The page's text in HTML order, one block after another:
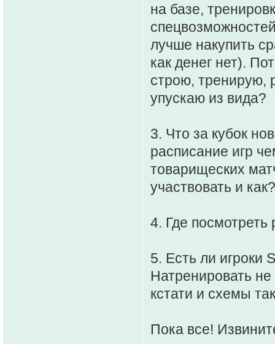
на базе,
лучше накупить
как денег нет).
строю, тренирую,
упускаю из вида?
3. Что за кубок
расписание игр
товарищеских
участвовать и как?
4. Где
5. Есть ли игроки
Натренировать
кстати и схемы
Пока все!